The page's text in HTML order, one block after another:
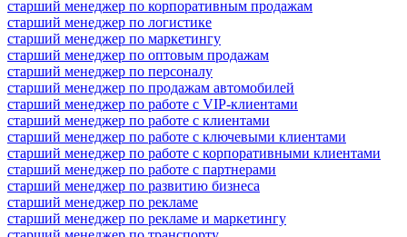
старший менеджер по корпоративным продажам
старший менеджер по логистике
старший менеджер по маркетингу
старший менеджер по оптовым продажам
старший менеджер по персоналу
старший менеджер по продажам автомобилей
старший менеджер по работе с VIP-клиентами
старший менеджер по работе с клиентами
старший менеджер по работе с ключевыми клиентами
старший менеджер по работе с корпоративными клиентами
старший менеджер по работе с партнерами
старший менеджер по развитию бизнеса
старший менеджер по рекламе
старший менеджер по рекламе и маркетингу